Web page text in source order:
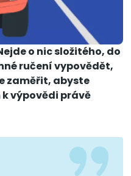
o nic složitého, do
ručení vypovědět,
zaměřit, abyste
výpovědi právě